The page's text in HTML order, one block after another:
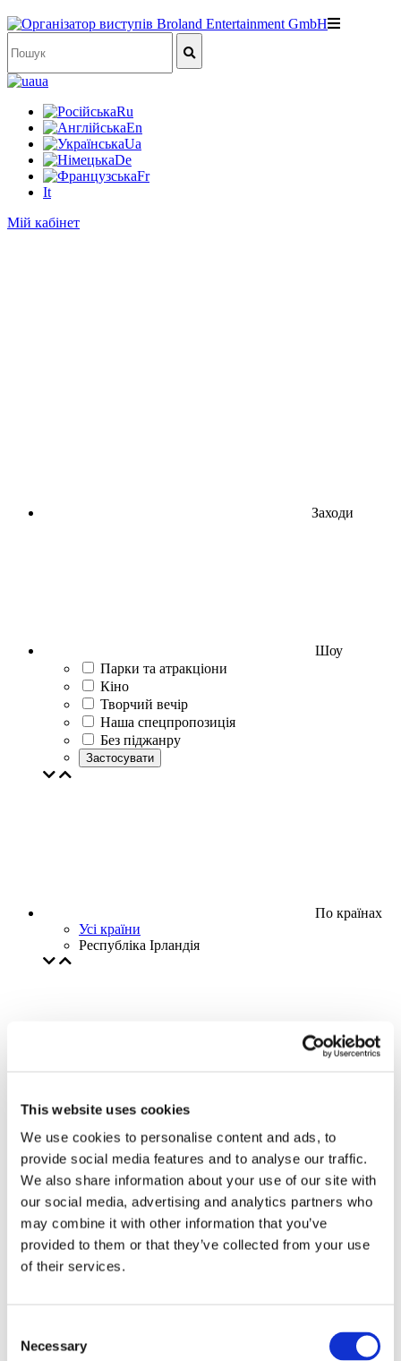
This website uses cookies
We use cookies to personalise content and ads, to
provide social media features and to analyse our traffic.
We also share information about your use of our site with
our social media, advertising and analytics partners who
may combine it with other information that you’ve
provided to them or that they’ve collected from your use
of their services.
Selection
Necessary
ua
Ru
En
Ua
De
Fr
It
Мій кабінет
Заходи
Шоу
Парки та атракціони
Кіно
Творчий вечір
Наша спецпропозиція
Без піджанру
Застосувати
По країнах
Усі країни
Республіка Ірландія